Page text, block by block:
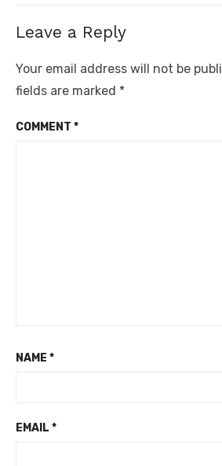
Leave a Reply
Your email address will not be
fields are marked *
COMMENT *
NAME *
EMAIL *